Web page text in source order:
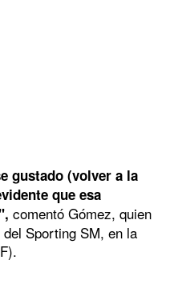
gustado (volver a la
que esa
comentó Gómez, quien
Sporting SM, en la